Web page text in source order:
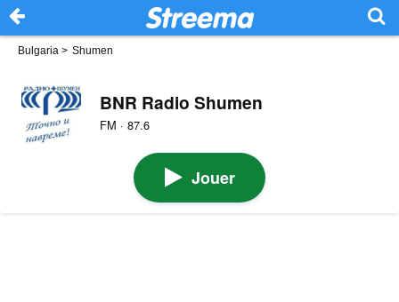
Bulgaria > Shumen
BNR Radio Shumen
FM · 87.6
Jouer